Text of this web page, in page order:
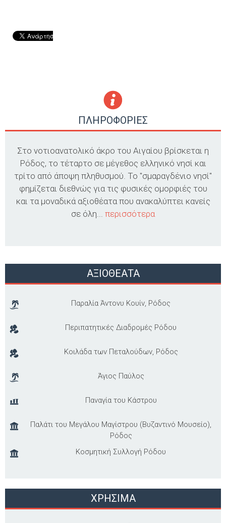
ΠΛΗΡΟΦΟΡΙΕΣ
Στο νοτιοανατολικό άκρο του Αιγαίου βρίσκεται η
Ρόδος, το τέταρτο σε μέγεθος ελληνικό νησί και
τρίτο από άποψη πληθυσμού. Το "σμαραγδένιο νησί"
φημίζεται διεθνώς για τις φυσικές ομορφιές του
και τα μοναδικά αξιοθέατα που ανακαλύπτει κανείς
σε όλη... περισσότερα
ΑΞΙΟΘΕΑΤΑ
Παραλία Άντονυ Κουίν, Ρόδος
Περιπατητικές Διαδρομές Ρόδου
Kοιλάδα των Πεταλούδων, Ρόδος
Άγιος Παύλος
Παναγία του Κάστρου
Παλάτι του Μεγάλου Μαγίστρου (Βυζαντινό Μουσείο),
Ρόδος
Κοσμητική Συλλογή Ρόδου
ΧΡΗΣΙΜΑ